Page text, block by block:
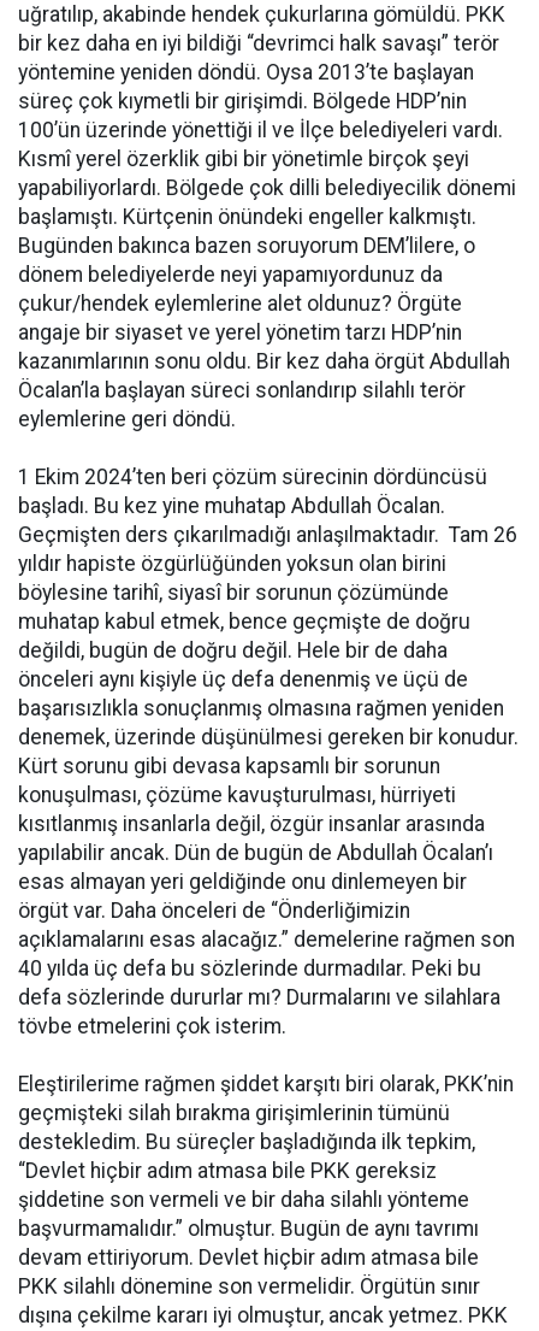
uğratılıp, akabinde hendek çukurlarına gömüldü. PKK
bir kez daha en iyi bildiği “devrimci halk savaşı” terör
yöntemine yeniden döndü. Oysa 2013’te başlayan
süreç çok kıymetli bir girişimdi. Bölgede HDP’nin
100’ün üzerinde yönettiği il ve İlçe belediyeleri vardı.
Kısmî yerel özerklik gibi bir yönetimle birçok şeyi
yapabiliyorlardı. Bölgede çok dilli belediyecilik dönemi
başlamıştı. Kürtçenin önündeki engeller kalkmıştı.
Bugünden bakınca bazen soruyorum DEM’lilere, o
dönem belediyelerde neyi yapamıyordunuz da
çukur/hendek eylemlerine alet oldunuz? Örgüte
angaje bir siyaset ve yerel yönetim tarzı HDP’nin
kazanımlarının sonu oldu. Bir kez daha örgüt Abdullah
Öcalan’la başlayan süreci sonlandırıp silahlı terör
eylemlerine geri döndü.
1 Ekim 2024’ten beri çözüm sürecinin dördüncüsü
başladı. Bu kez yine muhatap Abdullah Öcalan.
Geçmişten ders çıkarılmadığı anlaşılmaktadır. Tam 26
yıldır hapiste özgürlüğünden yoksun olan birini
böylesine tarihî, siyasî bir sorunun çözümünde
muhatap kabul etmek, bence geçmişte de doğru
değildi, bugün de doğru değil. Hele bir de daha
önceleri aynı kişiyle üç defa denenmiş ve üçü de
başarısızlıkla sonuçlanmış olmasına rağmen yeniden
denemek, üzerinde düşünülmesi gereken bir konudur.
Kürt sorunu gibi devasa kapsamlı bir sorunun
konuşulması, çözüme kavuşturulması, hürriyeti
kısıtlanmış insanlarla değil, özgür insanlar arasında
yapılabilir ancak. Dün de bugün de Abdullah Öcalan’ı
esas almayan yeri geldiğinde onu dinlemeyen bir
örgüt var. Daha önceleri de “Önderliğimizin
açıklamalarını esas alacağız.” demelerine rağmen son
40 yılda üç defa bu sözlerinde durmadılar. Peki bu
defa sözlerinde dururlar mı? Durmalarını ve silahlara
tövbe etmelerini çok isterim.
Eleştirilerime rağmen şiddet karşıtı biri olarak, PKK’nin
geçmişteki silah bırakma girişimlerinin tümünü
destekledim. Bu süreçler başladığında ilk tepkim,
“Devlet hiçbir adım atmasa bile PKK gereksiz
şiddetine son vermeli ve bir daha silahlı yönteme
başvurmamalıdır.” olmuştur. Bugün de aynı tavrımı
devam ettiriyorum. Devlet hiçbir adım atmasa bile
PKK silahlı dönemine son vermelidir. Örgütün sınır
dışına çekilme kararı iyi olmuştur, ancak yetmez. PKK